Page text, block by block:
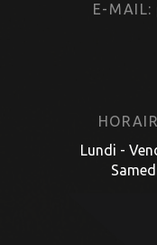
E-MAIL:
Lundi -